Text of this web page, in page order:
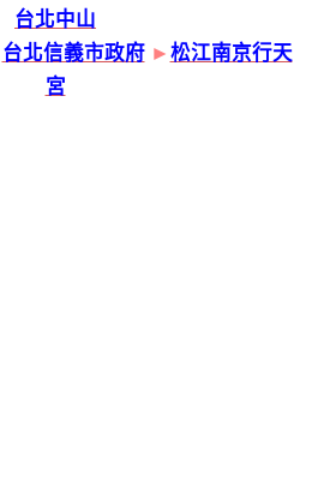
台北中山
台北信義市政府► 松江南京行天
宮